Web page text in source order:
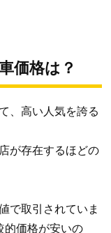
価格は？
、高い人気を誇る
が存在するほどの
で取引されていま
的価格が安いの